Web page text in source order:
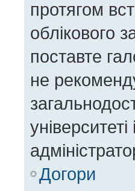
протягом
облікового
поставте
не
Догори